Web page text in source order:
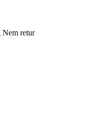
Nem retur